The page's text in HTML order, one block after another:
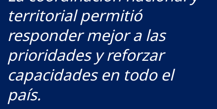
territorial permitió
responder mejor a las
prioridades y reforzar
capacidades en todo el
país.